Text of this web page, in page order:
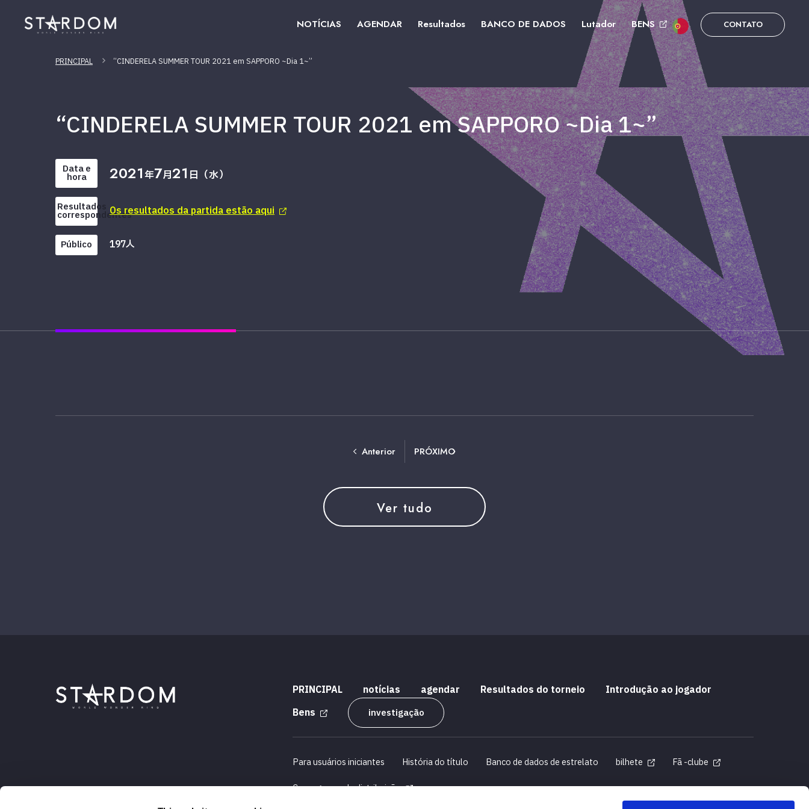
NOTÍCIAS AGENDAR Resultados BANCO DE DADOS Lutador BENS CONTATO
PRINCIPAL “CINDERELA SUMMER TOUR 2021 em SAPPORO ~Dia 1~”
“CINDERELA SUMMER TOUR 2021 em SAPPORO ~Dia 1~”
Data e
hora 2021年7月21 日（水）
Resultados
correspondentesOs resultados da partida estão aqui
Público 197人
Anterior PRÓXIMO
Ver tudo
PRINCIPAL notícias agendar Resultados do torneio
Introdução ao jogador
Bens
investigação
Para usuários iniciantes História do título Banco de dados de estrelato bilhete Fã -clube
Cronograma de distribuição